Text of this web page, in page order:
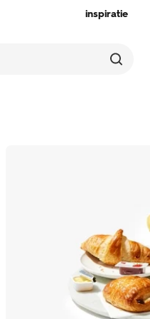
inspiratie